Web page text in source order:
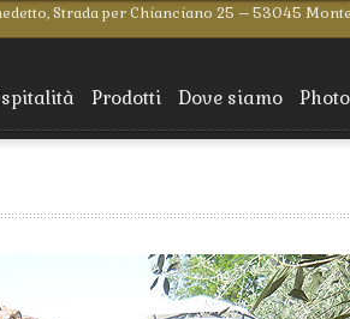
Strada per Chianciano 25 – 53045
Prodotti Dove siamo